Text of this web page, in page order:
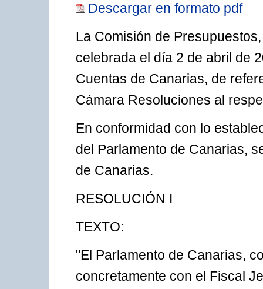
Descargar en formato pdf
La Comisión de
celebrada el día 2 de abril de
Cuentas de Canarias, de
Cámara Resoluciones al
En conformidad con lo
del Parlamento de Canarias,
de Canarias.
RESOLUCIÓN I
TEXTO:
"El Parlamento de Canarias,
concretamente con el Fiscal